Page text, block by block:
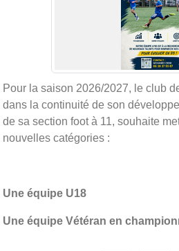
Pour la saison 2026/2027, le club
dans la continuité de son
de sa section foot à 11, souhaite
nouvelles catégories :
Une équipe U18
Une équipe Vétéran en